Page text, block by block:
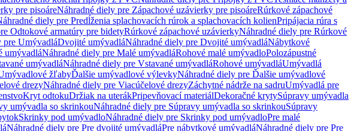
pre pisoáreNáhradné diely pre Zápachové uzávierky pre pisoáreRúrkové zápachové
diely pre Predĺženia splachovacích rúrok a splachovacích kolienPripájacia rúra s
Odtokové armatúry pre bidetyRúrkové zápachové uzávierkyNáhradné diely pre Rúrkové
pre UmývadláDvojité umývadláNáhradné diely pre Dvojité umývadláNábytkové
umývadláNáhradné diely pre Malé umývadláRohové malé umývadloPolozápustné
umývadláNáhradné diely pre Vstavané umývadláRohové umývadláUmývadlá
žľabyĎalšie umývadlové výlevkyNáhradné diely pre Ďalšie umývadlové
drezyNáhradné diely pre Viacúčelové drezyZáchytné nádrže na sadruUmývadlá pre
Kryt odtokuDržiak na uterákPripevňovací materiálDekoračné krytySúpravy umývadla
umývadla so skrinkouNáhradné diely pre Súpravy umývadla so skrinkouSúpravy
Skrinky pod umývadloNáhradné diely pre Skrinky pod umývadloPre malé
Náhradné diely pre Pre dvojité umývadláPre nábytkové umývadláNáhradné diely pre Pre